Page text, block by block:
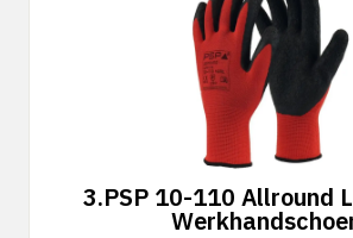
3.PSP 10-110 Allround